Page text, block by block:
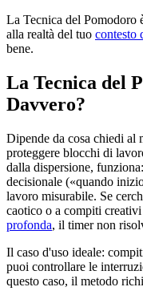
La Tecnica del Pomodoro
alla realtà del tuo contesto
bene.
La Tecnica del
Davvero?
Dipende da cosa chiedi al
proteggere blocchi di
dalla dispersione,
decisionale («quando
lavoro misurabile. Se
caotico o a compiti
profonda, il timer non
Il caso d'uso ideale:
puoi controllare le
questo caso, il metodo